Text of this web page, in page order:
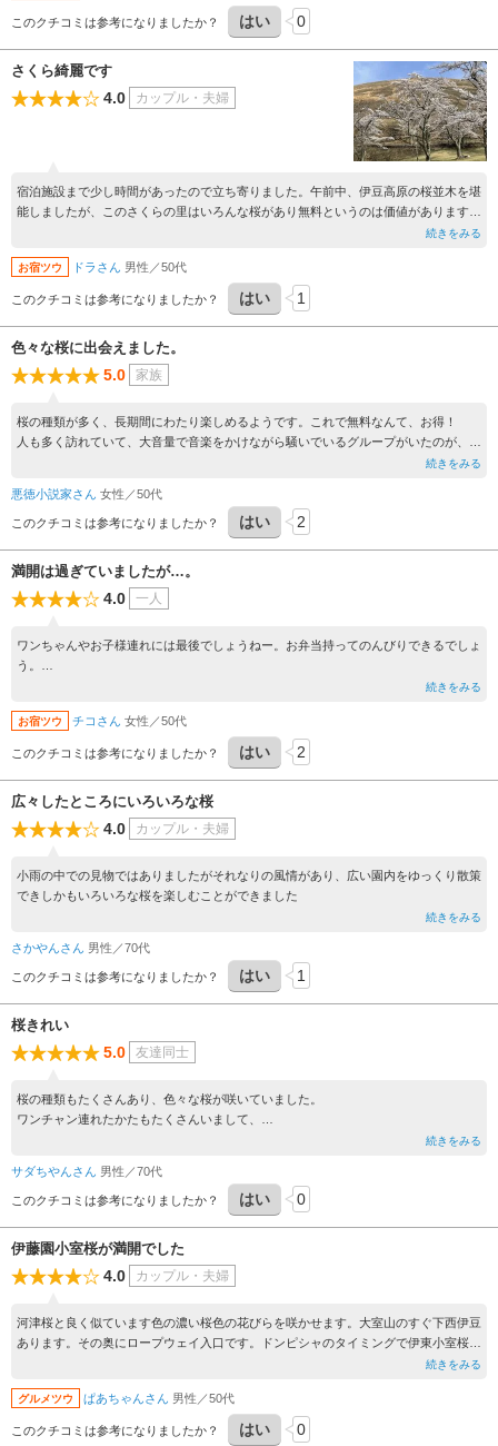
このクチコミは参考になりましたか？ はい 0
さくら綺麗です
4.0 カップル・夫婦
宿泊施設まで少し時間があったので立ち寄りました。午前中、伊豆高原の桜並木を堪
能しましたが、このさくらの里はいろんな桜があり無料というのは価値があります。
夜6時からライトアップもしているようでライトアップに行けば良かったとも思いま
続きをみる
お宿ツウ ドラさん 男性／50代
このクチコミは参考になりましたか？ はい 1
色々な桜に出会えました。
5.0 家族
桜の種類が多く、長期間にわたり楽しめるようです。これで無料なんて、お得！
人も多く訪れていて、大音量で音楽をかけながら騒いでいるグループがいたのが、ち
続きをみる
悪徳小説家さん 女性／50代
このクチコミは参考になりましたか？ はい 2
満開は過ぎていましたが…。
4.0 一人
ワンちゃんやお子様連れには最後でしょうねー。お弁当持ってのんびりできるでしょ
う。
続きをみる
お宿ツウ チコさん 女性／50代
このクチコミは参考になりましたか？ はい 2
広々したところにいろいろな桜
4.0 カップル・夫婦
小雨の中での見物ではありましたがそれなりの風情があり、広い園内をゆっくり散策
できしかもいろいろな桜を楽しむことができました
続きをみる
さかやんさん 男性／70代
このクチコミは参考になりましたか？ はい 1
桜きれい
5.0 友達同士
桜の種類もたくさんあり、色々な桜が咲いていました。
ワンチャン連れたかたもたくさんいまして、
続きをみる
サダちやんさん 男性／70代
このクチコミは参考になりましたか？ はい 0
伊藤園小室桜が満開でした
4.0 カップル・夫婦
河津桜と良く似ています色の濃い桜色の花びらを咲かせます。大室山のすぐ下西伊豆
あります。その奥にロープウェイ入口です。ドンピシャのタイミングで伊東小室桜と
続きをみる
グルメツウ ぱあちゃんさん 男性／50代
このクチコミは参考になりましたか？ はい 0